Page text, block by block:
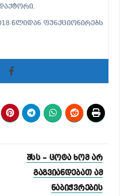
წლიდან ფუნქციონირებს
შსს – ცოტა ხომ არ
გაგვიანდებათ ამ
ნაბიჭვრების